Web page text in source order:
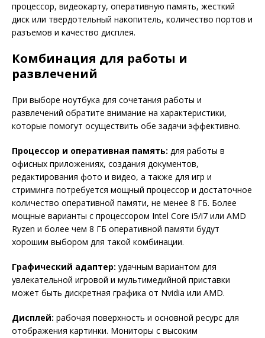
процессор, видеокарту, оперативную память, жесткий
диск или твердотельный накопитель, количество портов и
разъемов и качество дисплея.
Комбинация для работы и
развлечений
При выборе ноутбука для сочетания работы и
развлечений обратите внимание на характеристики,
которые помогут осуществить обе задачи эффективно.
Процессор и оперативная память: для работы в
офисных приложениях, создания документов,
редактирования фото и видео, а также для игр и
стриминга потребуется мощный процессор и достаточное
количество оперативной памяти, не менее 8 ГБ. Более
мощные варианты с процессором Intel Core i5/i7 или AMD
Ryzen и более чем 8 ГБ оперативной памяти будут
хорошим выбором для такой комбинации.
Графический адаптер: удачным вариантом для
увлекательной игровой и мультимедийной приставки
может быть дискретная графика от Nvidia или AMD.
Дисплей: рабочая поверхность и основной ресурс для
отображения картинки. Мониторы с высоким